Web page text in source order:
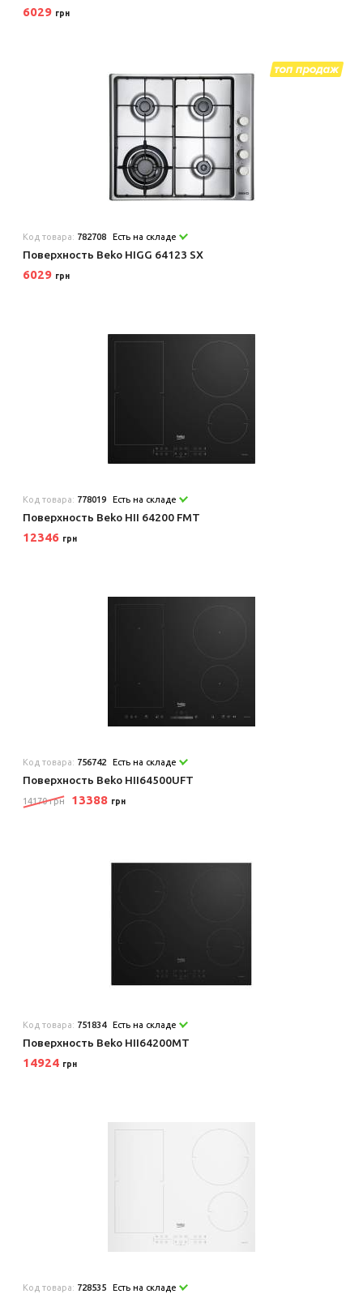
6029 грн
Код товара: 782708 Есть на складе
Поверхность Beko HIGG 64123 SX
6029 грн
Код товара: 778019 Есть на складе
Поверхность Beko HII 64200 FMT
12346 грн
Код товара: 756742 Есть на складе
Поверхность Beko HII64500UFT
14170 грн 13388 грн
Код товара: 751834 Есть на складе
Поверхность Beko HII64200MT
14924 грн
Код товара: 728535 Есть на складе